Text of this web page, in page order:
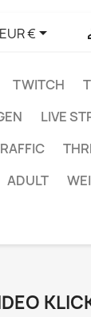
EUR €
TWITCH
LIVE
ADULT